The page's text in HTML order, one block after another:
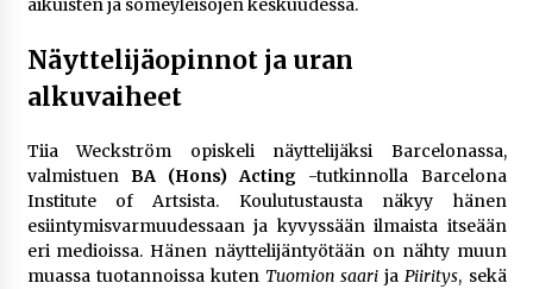
Uutisankkuri Jan Andersson vaimo – faktat ja
3 viikkoa sitten
4 viikkoa sitten
10 euron talletuskasinot ja pikamaksut: mitä
suomalaisten pelaajien on hyvä tietää
4 viikkoa sitten
aikuisten ja someyleisöjen keskuudessa.
Näyttelijäopinnot ja uran
alkuvaiheet
Tiia Weckström opiskeli näyttelijäksi Barcelonassa,
valmistuen BA (Hons) Acting -tutkinnolla Barcelona
Institute of Artsista. Koulutustausta näkyy hänen
esiintymisvarmuudessaan ja kyvyssään ilmaista itseään
eri medioissa. Hänen näyttelijäntyötään on nähty muun
muassa tuotannoissa kuten Tuomion saari jaPiiritys, sekä